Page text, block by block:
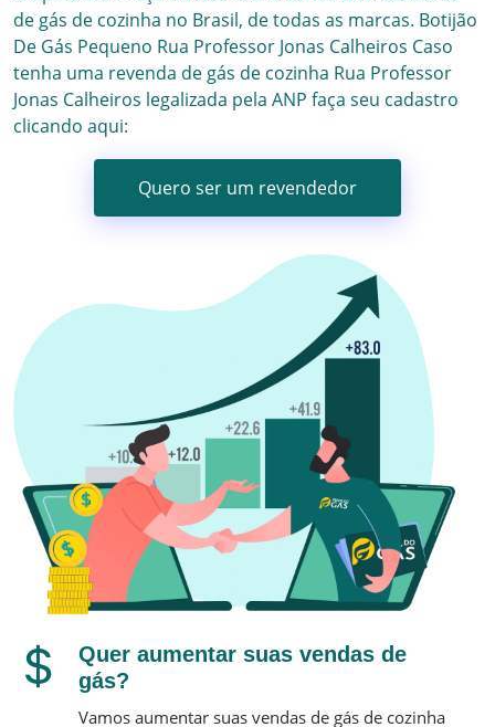
de gás de cozinha no Brasil, de todas as marcas. Botijão
De Gás Pequeno Rua Professor Jonas Calheiros Caso
tenha uma revenda de gás de cozinha Rua Professor
Jonas Calheiros legalizada pela ANP faça seu cadastro
clicando aqui:
Quero ser um revendedor
Quer aumentar suas vendas de
gás?
Vamos aumentar suas vendas de gás de cozinha